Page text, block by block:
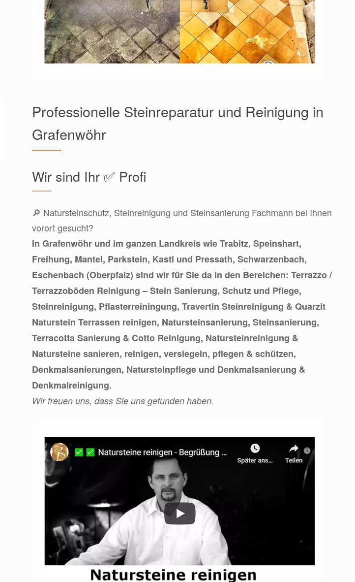
Professionelle Steinreparatur und Reinigung in
Grafenwöhr
Wir sind Ihr ✅ Profi
🔎 Natursteinschutz, Steinreinigung und Steinsanierung Fachmann bei Ihnen
vorort gesucht?
In Grafenwöhr und im ganzen Landkreis wie Trabitz, Speinshart,
Freihung, Mantel, Parkstein, Kastl und Pressath, Schwarzenbach,
Eschenbach (Oberpfalz) sind wir für Sie da in den Bereichen: Terrazzo /
Terrazzoböden Reinigung – Stein Sanierung, Schutz und Pflege,
Steinreinigung, Pflasterreiningung, Travertin Steinreinigung & Quarzit
Naturstein Terrassen reinigen, Natursteinsanierung, Steinsanierung,
Terracotta Sanierung & Cotto Reinigung, Natursteinreinigung &
Natursteine sanieren, reinigen, versiegeln, pflegen & schützen,
Denkmalsanierungen, Natursteinpflege und Denkmalsanierung &
Denkmalreinigung.
Wir freuen uns, dass Sie uns gefunden haben.